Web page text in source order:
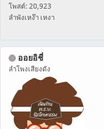
โพสต์: 20,923
ลำพังเหง๊า เหงา
ออยอิชี่
ลำโพงเสียงดัง